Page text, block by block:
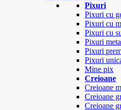
Pixuri
Pixuri cu
Pixuri cu
Pixuri cu
Pixuri
Pixuri
Pixuri
Mine pix
Creioane
Creioane
Creioane
Creioane